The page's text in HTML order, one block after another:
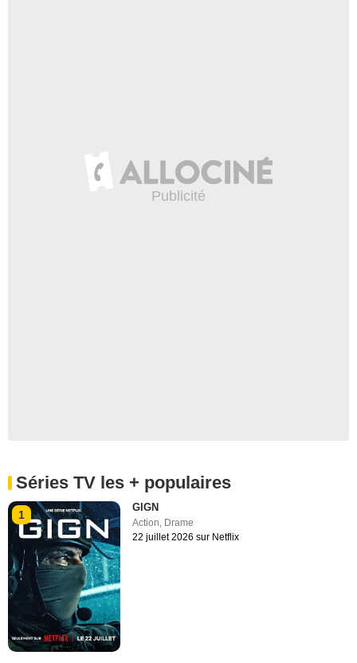
Séries TV les + populaires
1
GIGN
Action, Drame
22 juillet 2026 sur Netflix